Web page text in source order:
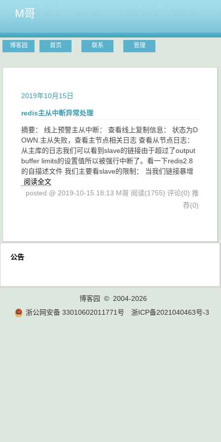
M哥
博客园 首页 联系 管理
2019年10月15日
redis主从中断异常处理
摘要： 线上预警主从中断： 查看线上复制信息： 状态为D
OWN.主从失败，查看主节点相关日志 查看从节点日志：
从主库的日志我们可以看到slave的链接由于超过了output
buffer limits的设置值所以被强行中断了。看一下redis2.8
的自描述文件 我们主要看slave的限制： 当我们链接暴增
阅读全文
posted @ 2019-10-15 18:13 M哥 阅读(1755) 评论(0) 推
荐(0)
公告
博客园
© 2004-2026
浙公网安备 33010602011771号
浙ICP备2021040463号-3